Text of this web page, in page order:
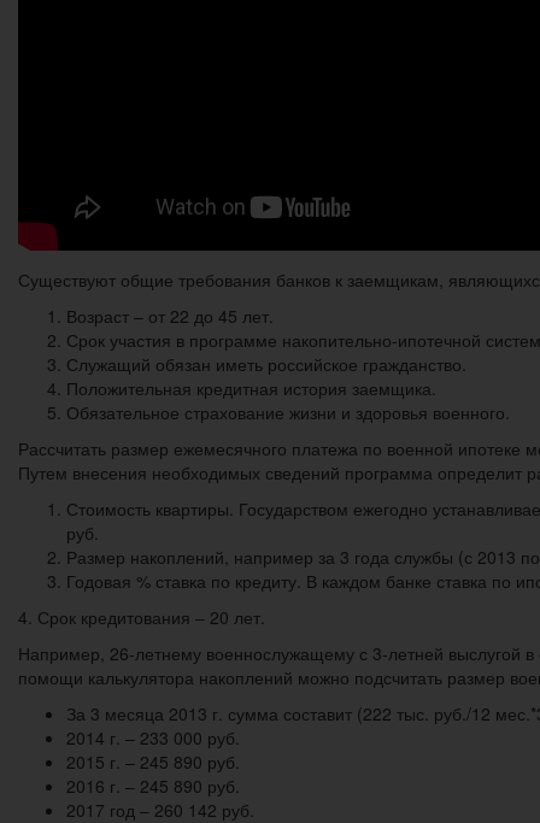
Существуют общие требования банков к заемщикам,
Возраст – от 22 до 45 лет.
Срок участия в программе накопительно-ипотечной
Служащий обязан иметь российское гражданство.
Положительная кредитная история заемщика.
Обязательное страхование жизни и здоровья военного.
Рассчитать размер ежемесячного платежа по военной
Путем внесения необходимых сведений программа определит
Стоимость квартиры. Государством ежегодно
руб.
Размер накоплений, например за 3 года службы (с 2013
Годовая % ставка по кредиту. В каждом банке ставка по
4. Срок кредитования – 20 лет.
Например, 26-летнему военнослужащему с 3-летней выслугой
помощи калькулятора накоплений можно подсчитать размер
За 3 месяца 2013 г. сумма составит (222 тыс. руб./12
2014 г. – 233 000 руб.
2015 г. – 245 890 руб.
2016 г. – 245 890 руб.
2017 год – 260 142 руб.